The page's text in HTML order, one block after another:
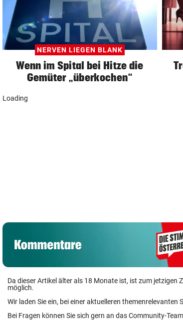
NERVEN LIEGEN BLANK
Wenn im Spital bei Hitze die
Gemüter „überkochen“
Loading
Da dieser Artikel älter als 18 Monate ist, ist zum jetzigen
möglich.
Wir laden Sie ein, bei einer aktuelleren themenrelevanten
Bei Fragen können Sie sich gern an das Community-